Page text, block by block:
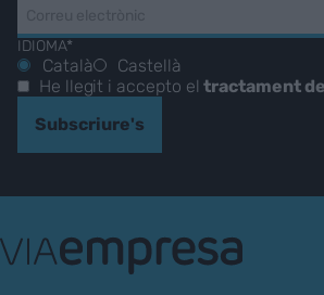
IDIOMA*
Català
Castellà
He llegit i accepto eltractament
Subscriure's